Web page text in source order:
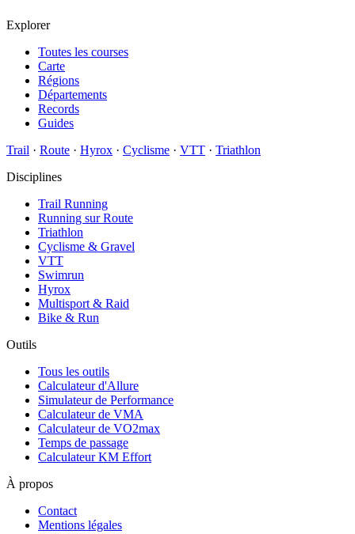
Explorer
Toutes les courses
Carte
Régions
Départements
Records
Guides
Trail · Route · Hyrox · Cyclisme · VTT · Triathlon
Disciplines
Trail Running
Running sur Route
Triathlon
Cyclisme & Gravel
VTT
Swimrun
Hyrox
Multisport & Raid
Bike & Run
Outils
Tous les outils
Calculateur d'Allure
Simulateur de Performance
Calculateur de VMA
Calculateur de VO2max
Temps de passage
Calculateur KM Effort
À propos
Contact
Mentions légales